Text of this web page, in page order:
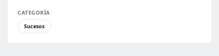
CATEGORÍA
Sucesos